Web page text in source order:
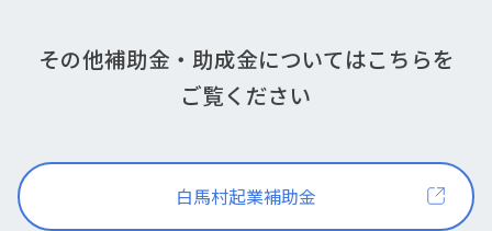
その他補助金・ 助成金についてはこちらを
ご覧ください
白馬村起業補助金